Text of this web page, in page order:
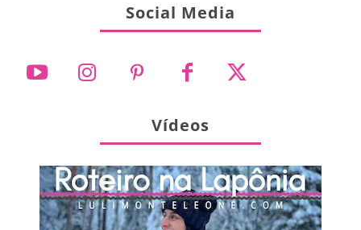
Social Media
Vídeos